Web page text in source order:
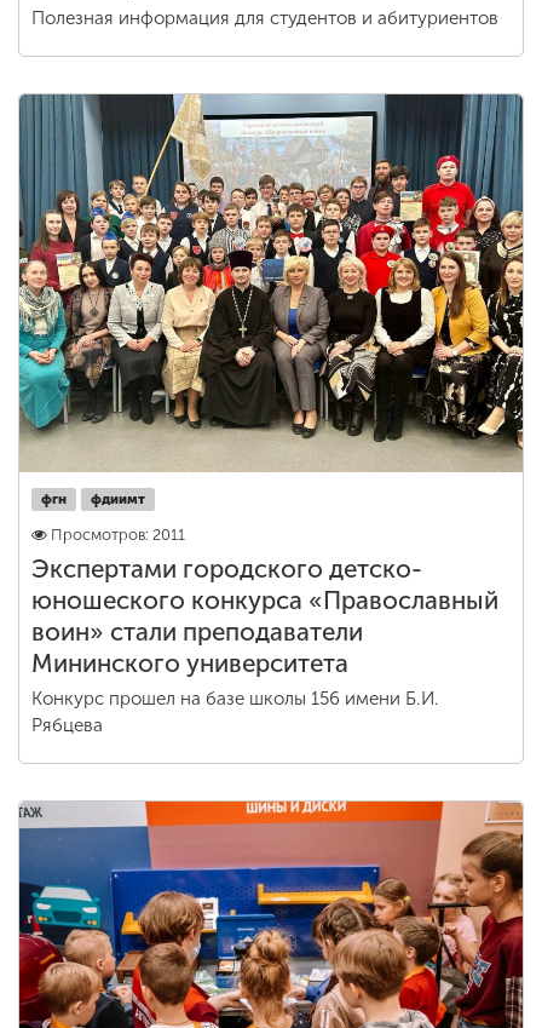
Полезная информация для студентов и абитуриентов
фгн фдиимт
Просмотров: 2011
Экспертами городского детско-
юношеского конкурса «Православный
воин» стали преподаватели
Мининского университета
Конкурс прошел на базе школы 156 имени Б.И.
Рябцева